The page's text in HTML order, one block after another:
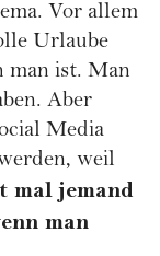
Vor allem
Urlaube
man ist. Man
Aber
Media
weil
mal jemand
man